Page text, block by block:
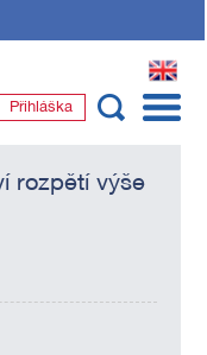
EN
Přihláška
rozpětí výše